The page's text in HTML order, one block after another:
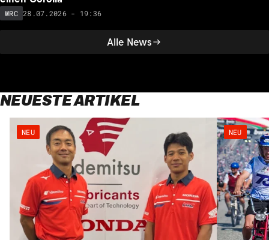
Alle News
WRC 28.07.2026 - 19:36
NEUESTE ARTIKEL
NEU NEU